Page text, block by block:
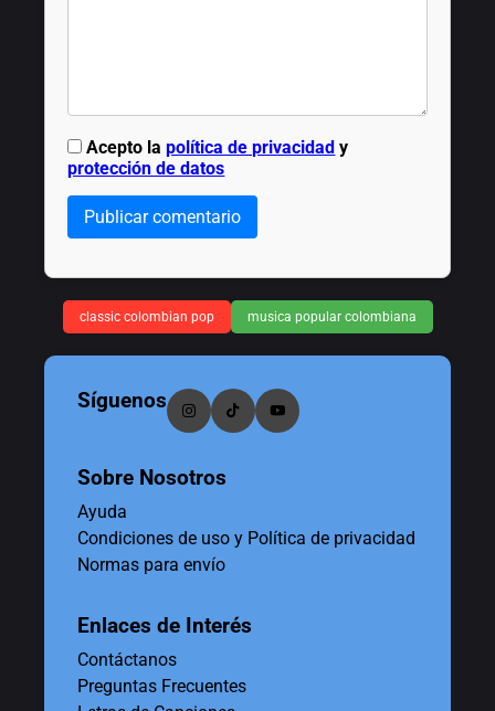
Acepto lapolítica de privacidad y
protección de datos
Publicar comentario
classic colombian pop musica popular colombiana
Síguenos
Sobre Nosotros
Ayuda
Condiciones de uso y Política de privacidad
Normas para envío
Enlaces de Interés
Contáctanos
Preguntas Frecuentes